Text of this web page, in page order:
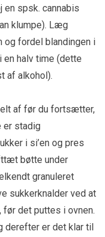
spsk. cannabis
klumpe). Læg
og fordel blandingen i
halv time (dette
af alkohol).
af før du fortsætter,
er stadig
i si’en og pres
bøtte under
granuleret
sukkerknalder ved at
det puttes i ovnen.
derefter er det klar til